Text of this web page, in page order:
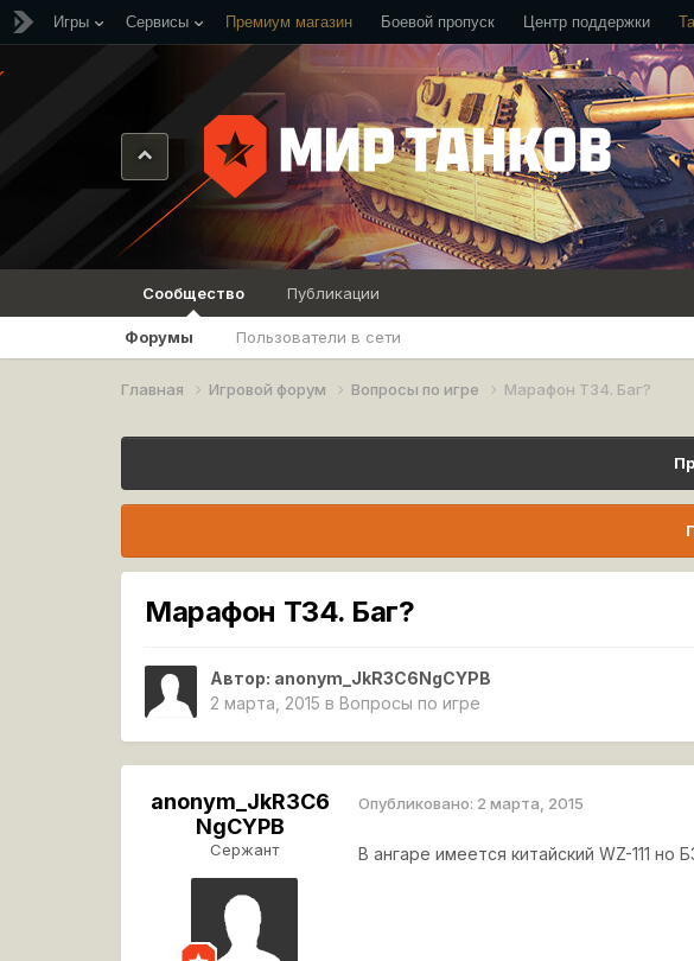
Игры Сервисы Премиум магазин Боевой пропуск Центр поддержки
Сообщество
Форумы Пользователи в сети
Публикации
Главная Игровой форум Вопросы по игре Марафон Т34. Баг?
Марафон Т34. Баг?
Автор: anonym_JkR3C6NgCYPB
2 марта, 2015 в Вопросы по игре
anonym_JkR3C6
NgCYPB
Сержант
Опубликовано: 2 марта, 2015
В ангаре имеется китайский WZ-111